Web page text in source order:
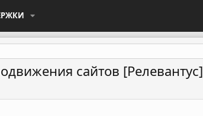
сайтов [Релевантус]